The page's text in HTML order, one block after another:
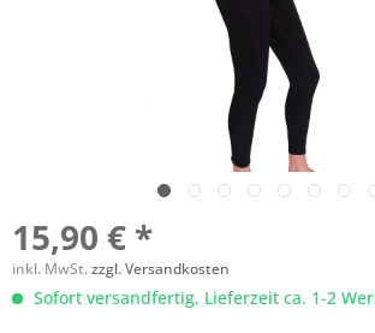
15,90 € *
inkl. MwSt.zzgl. Versandkosten
Sofort versandfertig, Lieferzeit ca. 1-2